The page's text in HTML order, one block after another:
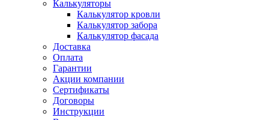
Калькуляторы
Калькулятор кровли
Калькулятор забора
Калькулятор фасада
Доставка
Оплата
Гарантии
Акции компании
Сертификаты
Договоры
Инструкции